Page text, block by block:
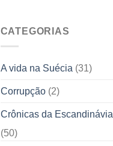
CATEGORIAS
A vida na Suécia (31)
Corrupção(2)
Crônicas da Escandinávia
(50)